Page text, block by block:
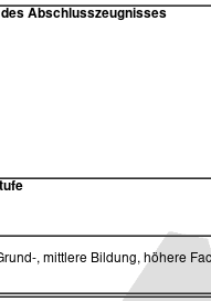
Abschlusszeugnisses
, mittlere Bildung, höhere